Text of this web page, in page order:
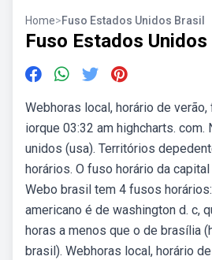
Home>Fuso Estados Unidos Brasil
Fuso Estados Unidos
Webhoras local, horário de
iorque 03:32 am highcharts. com.
unidos (usa). Territórios
horários. O fuso horário da
Webo brasil tem 4 fusos
americano é de washington d. c,
horas a menos que o de brasília
brasil). Webhoras local, horário